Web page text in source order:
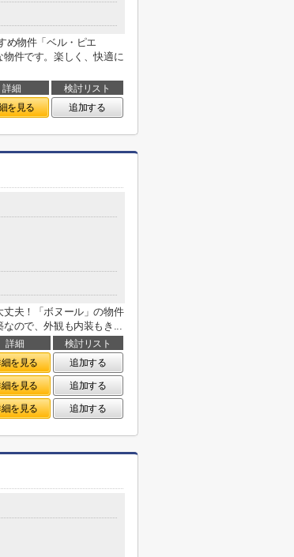
め物件「ベル・ピエ
件です。楽しく、快適に
詳細
検討リスト
を見る 追加する
夫！「ボヌール」の物件
ので、外観も内装もき...
詳細
検討リスト
を見る
追加する
を見る
追加する
を見る 追加する